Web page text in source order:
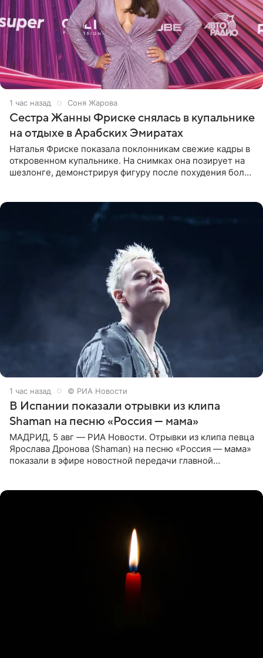
1 час назад Соня Жарова
Сестра Жанны Фриске снялась в купальнике
на отдыхе в Арабских Эмиратах
Наталья Фриске показала поклонникам свежие кадры в
откровенном купальнике. На снимках она позирует на
шезлонге, демонстрируя фигуру после похудения более
1 час назад © РИА Новости
В Испании показали отрывки из клипа
Shaman на песню «Россия — мама»
МАДРИД, 5 авг — РИА Новости. Отрывки из клипа певца
Ярослава Дронова (Shaman) на песню «Россия — мама»
показали в эфире новостной передачи главной